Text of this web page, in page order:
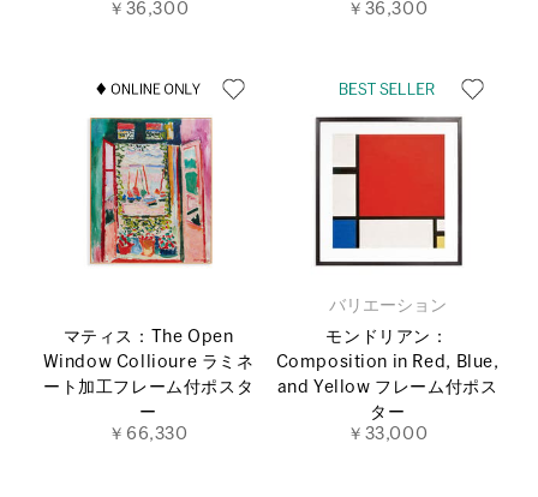
￥36,300
￥36,300
マティス：The Open
Window Collioure ラミネ
ート加工フレーム付ポスタ
ー
￥66,330
バリエーション
モンドリアン：
Composition in Red, Blue,
and Yellow フレーム付ポス
ター
￥33,000